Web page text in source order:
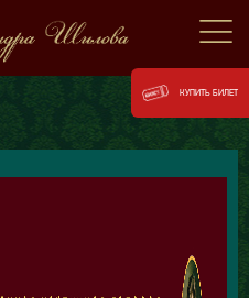
КУПИТЬ БИЛЕТ